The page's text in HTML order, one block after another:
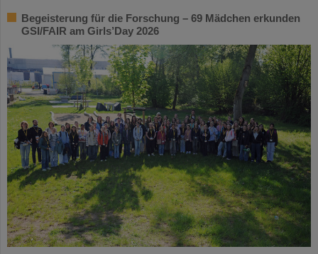
Begeisterung für die Forschung – 69 Mädchen erkunden
GSI/FAIR am Girls’Day 2026